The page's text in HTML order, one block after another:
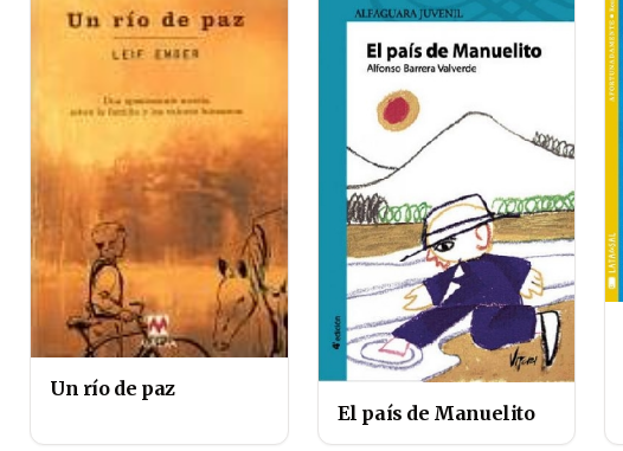
Un río de paz
El país de Manuelito